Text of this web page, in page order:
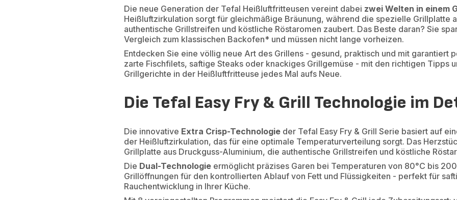
Die neue Generation der Tefal Heißluftfritteusen vereint dabei zwei Welten in einem
Heißluftzirkulation sorgt für gleichmäßige Bräunung, während die spezielle Grillplatte
authentische Grillstreifen und köstliche Röstaromen zaubert. Das Beste daran? Sie
Vergleich zum klassischen Backofen* und müssen nicht lange vorheizen.
Entdecken Sie eine völlig neue Art des Grillens - gesund, praktisch und mit garantiert
zarte Fischfilets, saftige Steaks oder knackiges Grillgemüse - mit den richtigen Tipps
Grillgerichte in der Heißluftfritteuse jedes Mal aufs Neue.
Die Tefal Easy Fry & Grill Technologie im
Die innovative Extra Crisp-Technologie der Tefal Easy Fry & Grill Serie basiert auf
der Heißluftzirkulation, das für eine optimale Temperaturverteilung sorgt. Das
Grillplatte aus Druckguss-Aluminium, die authentische Grillstreifen und köstliche
Die Dual-Technologie ermöglicht präzises Garen bei Temperaturen von 80°C bis
Grillöffnungen für den kontrollierten Ablauf von Fett und Flüssigkeiten - perfekt für
Rauchentwicklung in Ihrer Küche.